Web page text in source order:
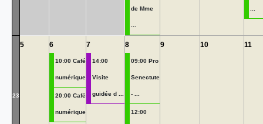
de Mme
23
5 6
10:00 Café
numérique
20:00 Café
numérique
7
14:00
Visite
guidée d ...
8
09:00 Pro
Senectute
- ...
12:00
9 10 11